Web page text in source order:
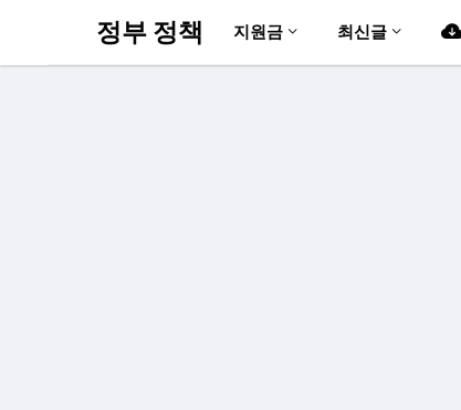
정부 정책 지원금 최신글